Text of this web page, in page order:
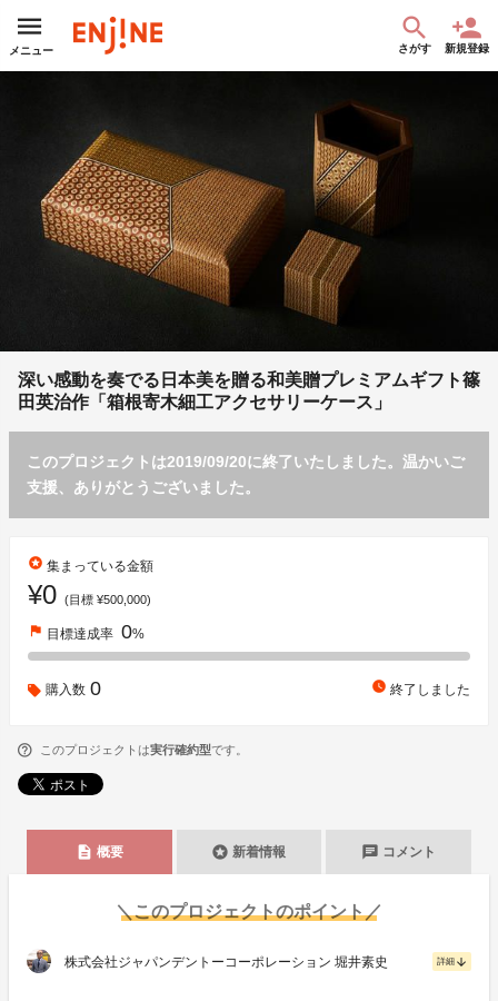
メニュー さがす 新規登録
深い感動を奏でる日本美を贈る和美贈プレミアムギフト篠
田英治作「箱根寄木細工アクセサリーケース」
このプロジェクトは2019/09/20に終了いたしました。温かいご
支援、ありがとうございました。
stars 集まっている金額
¥0 (目標 ¥500,000)
flag 目標達成率 0%
購入数 0 watch_later 終了しました
このプロジェクトは実行確約型です。
description 概要 stars 新着情報 chat コメント
＼このプロジェクトのポイント／
株式会社ジャパンデントーコーポレーション 堀井素史 詳細 arrow_downward